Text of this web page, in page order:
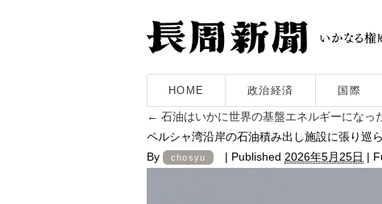
HOME 政治経済 国際
← 石油はいかに世界の基盤エネルギーにな
ペルシャ湾沿岸の石油積み出し施設に張り巡
By
chosyu | Published 2026年5月25日 |